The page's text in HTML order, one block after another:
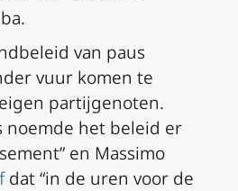
van paus
vuur komen te
partijgenoten.
noemde het beleid er
en Massimo
dat “in de uren voor de